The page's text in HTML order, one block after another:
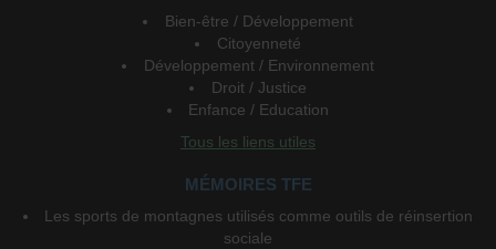
Bien-être / Développement
Citoyenneté
Développement / Environnement
Droit / Justice
Enfance / Education
Tous les liens utiles
MÉMOIRES TFE
Les sports de montagnes utilisés comme outils de réinsertion
sociale